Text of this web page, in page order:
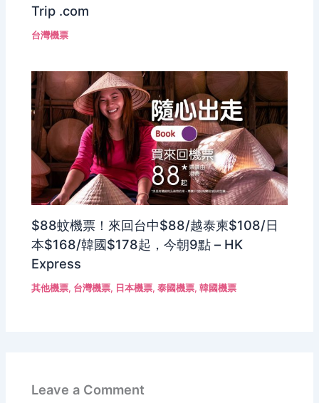
Trip .com
台灣機票
$88蚊機票！來回台中$88/越泰柬$108/日
本$168/韓國$178起，今朝9點 – HK
Express
其他機票, 台灣機票, 日本機票,泰國機票,韓國機票
Leave a Comment